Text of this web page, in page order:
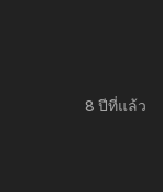
8 ปีที่แล้ว